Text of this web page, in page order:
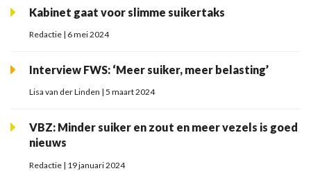
Kabinet gaat voor slimme suikertaks
Redactie | 6 mei 2024
Interview FWS: ‘Meer suiker, meer belasting’
Lisa van der Linden | 5 maart 2024
VBZ: Minder suiker en zout en meer vezels is goed
nieuws
Redactie | 19 januari 2024